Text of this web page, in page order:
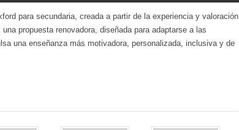
para secundaria, creada a partir de la experiencia y valoración
propuesta renovadora, diseñada para adaptarse a las
una enseñanza más motivadora, personalizada, inclusiva y de